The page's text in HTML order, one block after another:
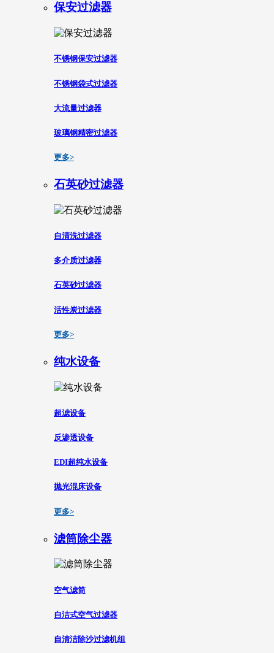
保安过滤器
不锈钢保安过滤器
不锈钢袋式过滤器
大流量过滤器
玻璃钢精密过滤器
更多>
石英砂过滤器
自清洗过滤器
多介质过滤器
石英砂过滤器
活性炭过滤器
更多>
纯水设备
超滤设备
反渗透设备
EDI超纯水设备
抛光混床设备
更多>
滤筒除尘器
空气滤筒
自洁式空气过滤器
自清洁除沙过滤机组